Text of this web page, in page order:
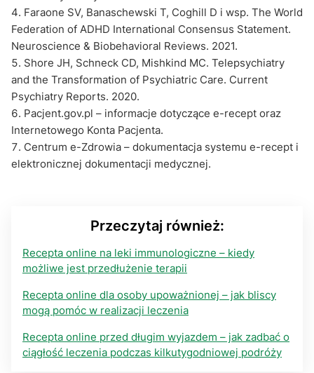
Faraone SV, Banaschewski T, Coghill D i wsp. The World
Federation of ADHD International Consensus Statement.
Neuroscience & Biobehavioral Reviews. 2021.
Shore JH, Schneck CD, Mishkind MC. Telepsychiatry
and the Transformation of Psychiatric Care. Current
Psychiatry Reports. 2020.
Pacjent.gov.pl – informacje dotyczące e-recept oraz
Internetowego Konta Pacjenta.
Centrum e-Zdrowia – dokumentacja systemu e-recept i
elektronicznej dokumentacji medycznej.
Przeczytaj również:
Recepta online na leki immunologiczne – kiedy
możliwe jest przedłużenie terapii
Recepta online dla osoby upoważnionej – jak bliscy
mogą pomóc w realizacji leczenia
Recepta online przed długim wyjazdem – jak zadbać o
ciągłość leczenia podczas kilkutygodniowej podróży